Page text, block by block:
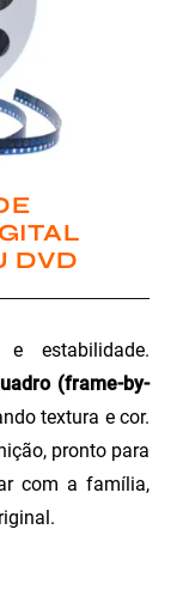
DVD
estabilidade.
(frame-by-
textura e cor.
pronto para
com a família,